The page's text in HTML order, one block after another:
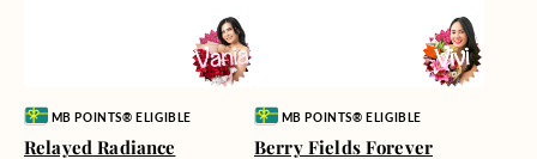
Vendor:MB POINTS® ELIGIBLE
Relayed Radiance
Vendor:MB POINTS® ELIGIBLE
Berry Fields Forever